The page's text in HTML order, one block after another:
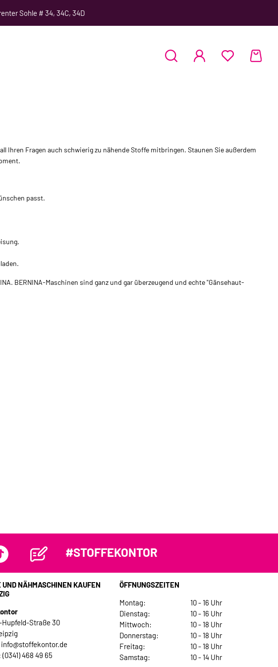
Sohle # 34, 34C, 34D
Ihren Fragen auch schwierig zu nähende Stoffe mitbringen. Staunen Sie außerdem
passt.
BERNINA-Maschinen sind ganz und gar überzeugend und echte "Gänsehaut-
#STOFFEKONTOR
UND NÄHMASCHINEN KAUFEN
Straße 30
468 49 65
ÖFFNUNGSZEITEN
Montag:
10 - 16 Uhr
Dienstag:
10 - 16 Uhr
Mittwoch:
10 - 18 Uhr
Donnerstag:
10 - 18 Uhr
Freitag:
10 - 18 Uhr
Samstag:
10 - 14 Uhr